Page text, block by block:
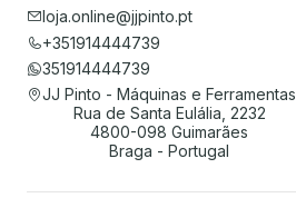
loja.online@jjpinto.pt
+351914444739
351914444739
JJ Pinto - Máquinas e Ferramentas
Rua de Santa Eulália, 2232
4800-098 Guimarães
Braga - Portugal